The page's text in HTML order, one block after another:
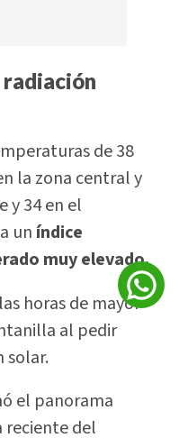
de 38
la zona central y
y 34 en el
un índice
muy elevado.
horas de mayor
al pedir
solar.
el panorama
reciente del